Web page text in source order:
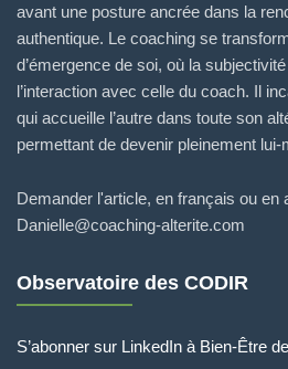
avant une posture ancrée dans la
authentique. Le coaching se
d’émergence de soi, où la
l’interaction avec celle du coach. Il
qui accueille l’autre dans toute son
permettant de devenir pleinement lui-
Demander l'article, en français ou en
Danielle@coaching-alterite.com
Observatoire des CODIR
S’abonner sur LinkedIn à Bien-Être